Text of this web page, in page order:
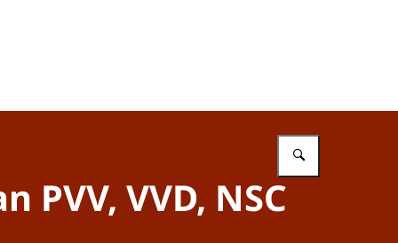
VVD, NSC